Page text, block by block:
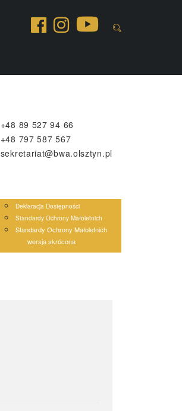
+48 89 527 94 66
+48 797 587 567
sekretariat@bwa.olsztyn.pl
Deklaracja Dostępności
Standardy Ochrony Małoletnich
Standardy Ochrony Małoletnich
wersja skrócona